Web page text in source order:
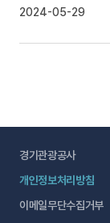
2024-05-29
경기관광공사
개인정보처리방침
이메일무단수집거부